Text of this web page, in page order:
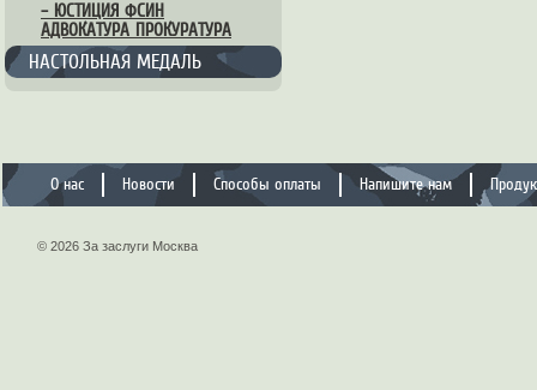
– ЮСТИЦИЯ ФСИН
АДВОКАТУРА ПРОКУРАТУРА
НАСТОЛЬНАЯ МЕДАЛЬ
О нас Новости Способы оплаты Напишите нам
© 2026 За заслуги Москва